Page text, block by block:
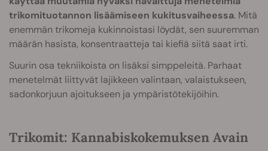
trikomituotannon lisäämiseen kukitusvaiheessa. Mitä
enemmän trikomeja kukinnoistasi löydät, sen suuremman
määrän hasista, konsentraatteja tai kiefiä siitä saat irti.
Suurin osa tekniikoista on lisäksi simppeleitä. Parhaat
menetelmät liittyvät lajikkeen valintaan, valaistukseen,
sadonkorjuun ajoitukseen ja ympäristötekijöihin.
Trikomit: Kannabiskokemuksen Avain